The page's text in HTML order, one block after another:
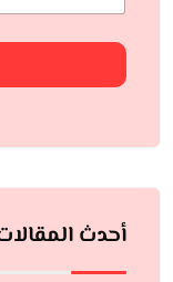
أحدث